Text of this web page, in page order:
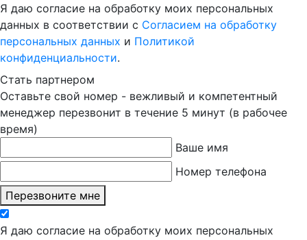
Я даю согласие на обработку моих персональных
данных в соответствии с Согласием на обработку
персональных данных и Политикой
конфиденциальности.
Стать партнером
Оставьте свой номер - вежливый и компетентный
менеджер перезвонит в течение 5 минут (в рабочее
время)
Ваше имя
Номер телефона
Перезвоните мне
Я даю согласие на обработку моих персональных